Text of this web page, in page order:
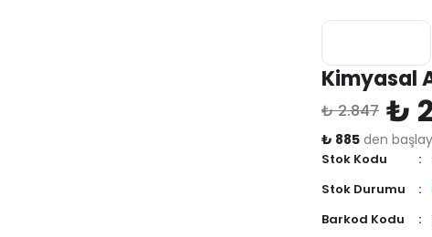
Kimyasal
₺ 2.847 ₺
₺ 885 den
Stok Kodu
Stok Durumu
Barkod Kodu